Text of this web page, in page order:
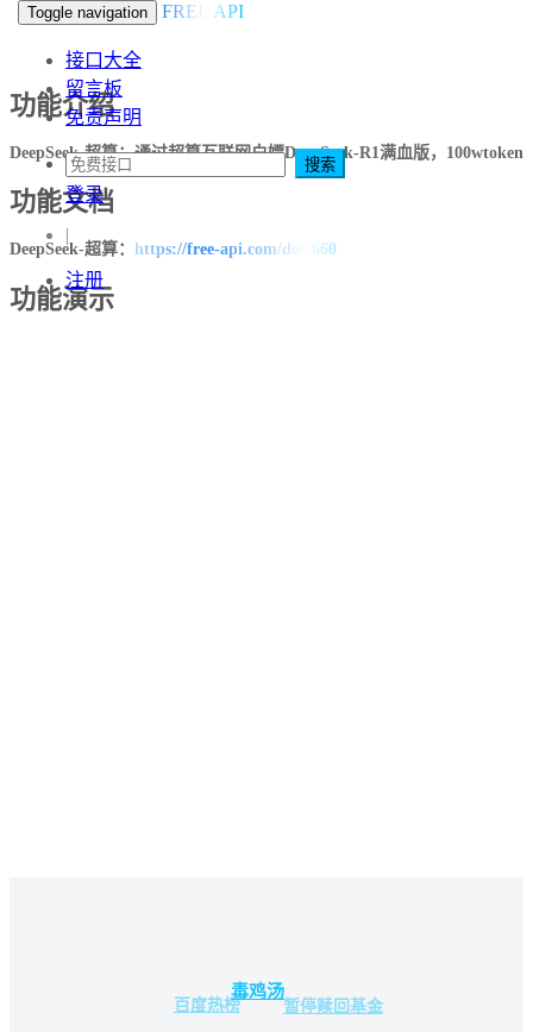
Toggle navigation FREE API
接口大全
留言板
免责声明
搜索
登录
|
注册
功能介绍
DeepSeek-超算：通过超算互联网白嫖DeepSeek-R1满血版，100wtoken
功能文档
DeepSeek-超算： https://free-api.com/doc/660
功能演示
毒鸡汤
百度热榜 暂停赎回基金